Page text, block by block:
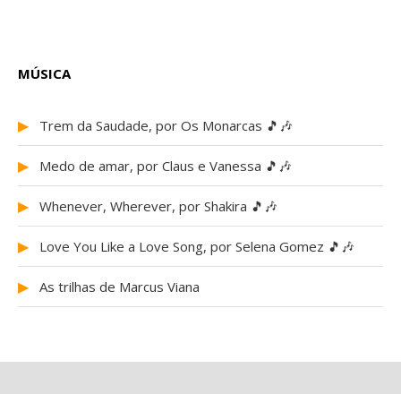
MÚSICA
▶ Trem da Saudade, por Os Monarcas 🎵🎶
▶ Medo de amar, por Claus e Vanessa 🎵🎶
▶ Whenever, Wherever, por Shakira 🎵🎶
▶ Love You Like a Love Song, por Selena Gomez 🎵🎶
▶ As trilhas de Marcus Viana